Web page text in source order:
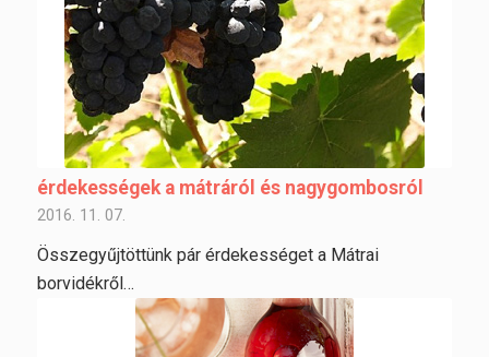
érdekességek a mátráról és nagygombosról
2016. 11. 07.
Összegyűjtöttünk pár érdekességet a Mátrai
borvidékről…